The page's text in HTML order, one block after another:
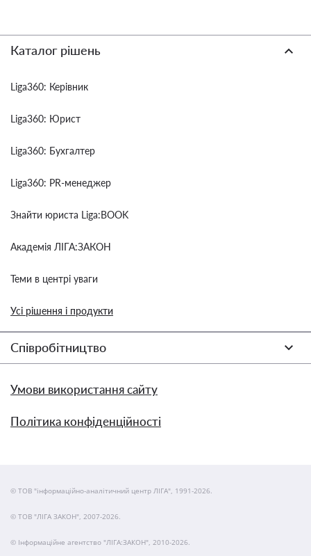
Каталог рішень
Liga360: Керівник
Liga360: Юрист
Liga360: Бухгалтер
Liga360: PR-менеджер
Знайти юриста Liga:BOOK
Академія ЛІГА:ЗАКОН
Теми в центрі уваги
Усі рішення і продукти
Співробітництво
Умови використання сайту
Політика конфіденційності
© ТОВ "інформаційно-аналітичний центр ЛІГА", 1991-2026.
© ТОВ "ЛІГА ЗАКОН", 2007-2026.
© Інформаційне агентство "ЛІГА:ЗАКОН", 2010-2026.